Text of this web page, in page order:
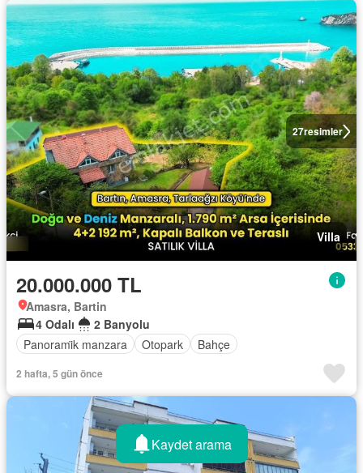
27resimler
Villa
20.000.000 TL
Amasra, Bartin
4 Odalı
2 Banyolu
Panorami̇k manzara
Otopark Bahçe
2 hafta, 5 gün önce
Kaydet arama